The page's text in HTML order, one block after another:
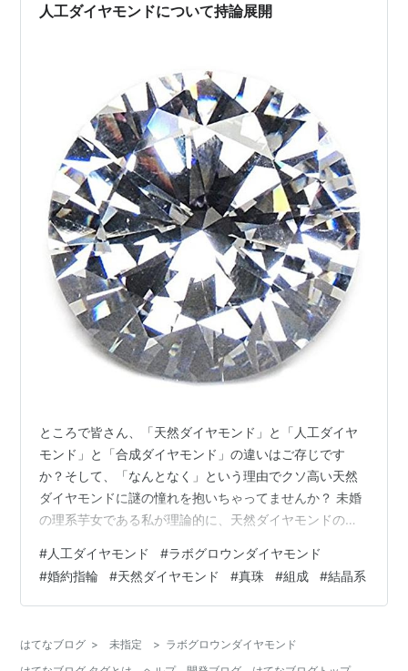
人工ダイヤモンドについて持論展開
ところで皆さん、「天然ダイヤモンド」と「人工ダイヤ
モンド」と「合成ダイヤモンド」の違いはご存じです
か？そして、「なんとなく」という理由でクソ高い天然
ダイヤモンドに謎の憧れを抱いちゃってませんか？ 未婚
の理系芋女である私が理論的に、天然ダイヤモンドの罠
作り方以外に何が違うの？ 真珠との比較 結論： ダイヤ
モンドの分類 「天然ダイヤモンド」・・・地球が何万年
もかけて作った炭素の結晶体。だいたいアフリカかロシ
子の憧れ。 「人工ダイヤモンド」・・・工場で人工的に
#人工ダイヤモンド #ラボグロウンダイヤモンド
#婚約指輪 #天然ダイヤモンド #真珠 #組成 #結晶系
はてなブログ > 未指定 > ラボグロウンダイヤモンド